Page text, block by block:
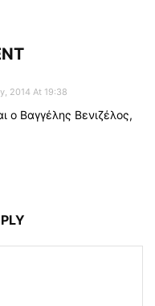
2014 At 19:38
ο Βαγγέλης Βενιζέλος,